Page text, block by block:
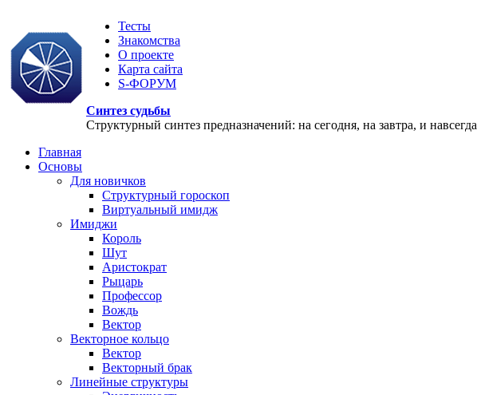
Тесты
Знакомства
О проекте
Карта сайта
S-ФОРУМ
Синтез судьбы
Структурный синтез предназначений: на сегодня, на завтра, и навсегда
Главная
Основы
Для новичков
Структурный гороскоп
Виртуальный имидж
Имиджи
Король
Шут
Аристократ
Рыцарь
Профессор
Вождь
Вектор
Векторное кольцо
Вектор
Векторный брак
Линейные структуры